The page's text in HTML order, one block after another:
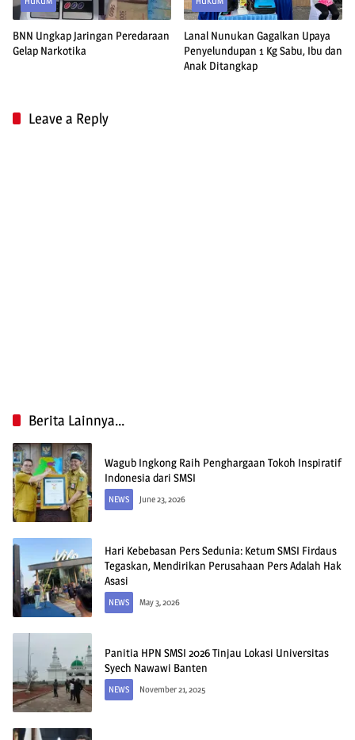
BNN Ungkap Jaringan Peredaraan
Gelap Narkotika
Lanal Nunukan Gagalkan Upaya
Penyelundupan 1 Kg Sabu, Ibu dan
Anak Ditangkap
Leave a Reply
Berita Lainnya...
Wagub Ingkong Raih Penghargaan Tokoh Inspiratif
Indonesia dari SMSI
NEWS June 23, 2026
Hari Kebebasan Pers Sedunia: Ketum SMSI Firdaus
Tegaskan, Mendirikan Perusahaan Pers Adalah Hak
Asasi
NEWS May 3, 2026
Panitia HPN SMSI 2026 Tinjau Lokasi Universitas
Syech Nawawi Banten
NEWS November 21, 2025